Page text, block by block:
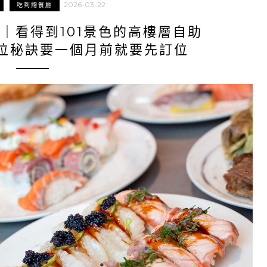
吃到飽餐廳 2026-03-22
得到101景色的高樓層自助
秘訣要一個月前就要先訂位